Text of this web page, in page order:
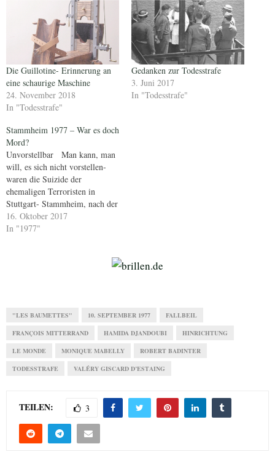
Die Guillotine- Erinnerung an
eine schaurige Maschine
24. November 2018
In "Todesstrafe"
Gedanken zur Todesstrafe
3. Juni 2017
In "Todesstrafe"
Stammheim 1977 – War es doch
Mord?
Unvorstellbar Man kann, man
will, es sich nicht vorstellen-
waren die Suizide der
ehemaligen Terroristen in
Stuttgart- Stammheim, nach der
Befreiung der LH Landshut und
der Ermordung des entführten
durch den Staat? In welchem
16. Oktober 2017
In "1977"
"LES BAUMETTES" 10. SEPTEMBER 1977 FALLBEIL
FRANÇOIS MITTERRAND HAMIDA DJANDOUBI HINRICHTUNG
LE MONDE MONIQUE MABELLY ROBERT BADINTER
TODESSTRAFE VALÉRY GISCARD D’ESTAING
TEILEN: 3